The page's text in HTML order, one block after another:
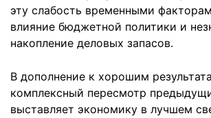
эту слабость временными
влияние бюджетной политики и
накопление деловых запасов.
В дополнение к хорошим
комплексный пересмотр
выставляет экономику в лучшем